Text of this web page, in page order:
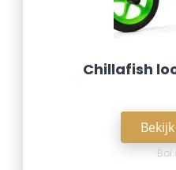
Chillafish